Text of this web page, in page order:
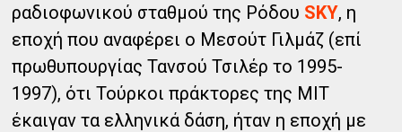
ραδιοφωνικού σταθμού της Ρόδου SKY, η
εποχή που αναφέρει ο Μεσούτ Γιλμάζ (επί
πρωθυπουργίας Τανσού Τσιλέρ το 1995-
1997), ότι Τούρκοι πράκτορες της ΜΙΤ
έκαιγαν τα ελληνικά δάση, ήταν η εποχή με